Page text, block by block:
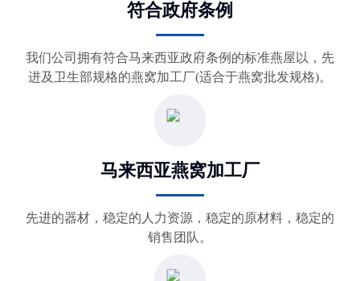
符合政府条例
我们公司拥有符合马来西亚政府条例的标准燕屋以，先
进及卫生部规格的燕窝加工厂(适合于燕窝批发规格)。
马来西亚燕窝加工厂
先进的器材，稳定的人力资源，稳定的原材料，稳定的
销售团队。